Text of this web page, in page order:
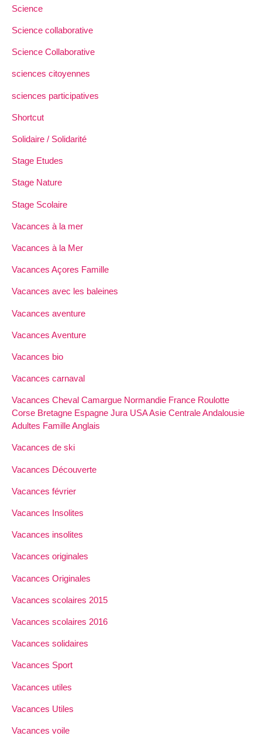
Science
Science collaborative
Science Collaborative
sciences citoyennes
sciences participatives
Shortcut
Solidaire / Solidarité
Stage Etudes
Stage Nature
Stage Scolaire
Vacances à la mer
Vacances à la Mer
Vacances Açores Famille
Vacances avec les baleines
Vacances aventure
Vacances Aventure
Vacances bio
Vacances carnaval
Vacances Cheval Camargue Normandie France Roulotte
Corse Bretagne Espagne Jura USA Asie Centrale Andalousie
Adultes Famille Anglais
Vacances de ski
Vacances Découverte
Vacances février
Vacances Insolites
Vacances insolites
Vacances originales
Vacances Originales
Vacances scolaires 2015
Vacances scolaires 2016
Vacances solidaires
Vacances Sport
Vacances utiles
Vacances Utiles
Vacances voile